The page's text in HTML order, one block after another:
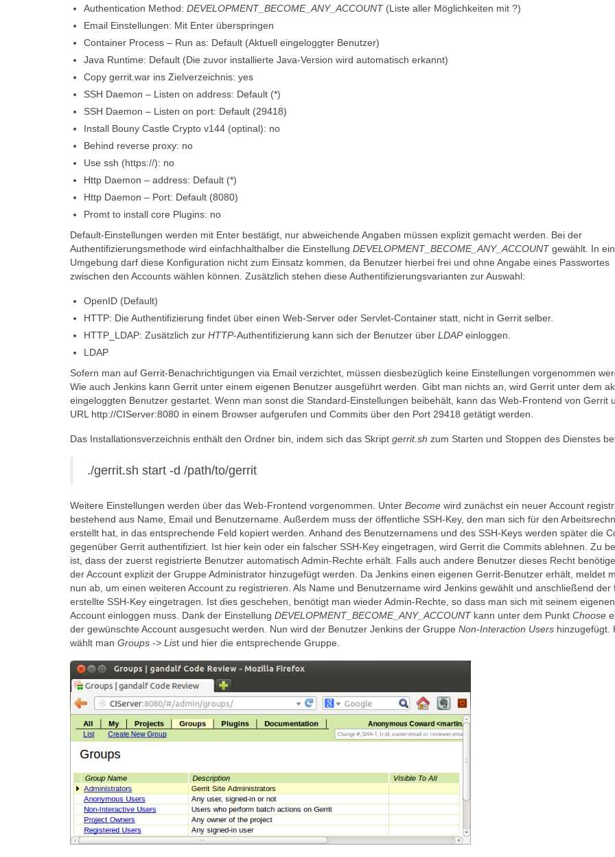
Authentication Method: DEVELOPMENT_BECOME_ANY_ACCOUNT(Liste aller Möglichkeiten mit ?)
Email Einstellungen: Mit Enter überspringen
Container Process – Run as: Default (Aktuell eingeloggter Benutzer)
Java Runtime: Default (Die zuvor installierte Java-Version wird automatisch erkannt)
Copy gerrit.war ins Zielverzeichnis: yes
SSH Daemon – Listen on address: Default (*)
SSH Daemon – Listen on port: Default (29418)
Install Bouny Castle Crypto v144 (optinal): no
Behind reverse proxy: no
Use ssh (https://): no
Http Daemon – address: Default (*)
Http Daemon – Port: Default (8080)
Promt to install core Plugins: no
Default-Einstellungen werden mit Enter bestätigt, nur abweichende Angaben müssen explizit gemacht werden. Bei der
Authentifizierungsmethode wird einfachhalthalber die Einstellung DEVELOPMENT_BECOME_ANY_ACCOUNTgewählt. In
Umgebung darf diese Konfiguration nicht zum Einsatz kommen, da Benutzer hierbei frei und ohne Angabe eines Passwortes
zwischen den Accounts wählen können. Zusätzlich stehen diese Authentifizierungsvarianten zur Auswahl:
OpenID (Default)
HTTP: Die Authentifizierung findet über einen Web-Server oder Servlet-Container statt, nicht in Gerrit selber.
HTTP_LDAP: Zusätzlich zur HTTP-Authentifizierung kann sich der Benutzer über LDAPeinloggen.
LDAP
Sofern man auf Gerrit-Benachrichtigungen via Email verzichtet, müssen diesbezüglich keine Einstellungen vorgenommen
Wie auch Jenkins kann Gerrit unter einem eigenen Benutzer ausgeführt werden. Gibt man nichts an, wird Gerrit unter dem
eingeloggten Benutzer gestartet. Wenn man sonst die Standard-Einstellungen beibehält, kann das Web-Frontend von Gerrit
URL http://CIServer:8080 in einem Browser aufgerufen und Commits über den Port 29418 getätigt werden.
Das Installationsverzeichnis enthält den Ordner bin, indem sich das Skript gerrit.sh zum Starten und Stoppen des Dienstes
./gerrit.sh start -d /path/to/gerrit
Weitere Einstellungen werden über das Web-Frontend vorgenommen. Unter Become wird zunächst ein neuer Account
bestehend aus Name, Email und Benutzername. Außerdem muss der öffentliche SSH-Key, den man sich für den
erstellt hat, in das entsprechende Feld kopiert werden. Anhand des Benutzernamens und des SSH-Keys werden später die
gegenüber Gerrit authentifiziert. Ist hier kein oder ein falscher SSH-Key eingetragen, wird Gerrit die Commits ablehnen. Zu
ist, dass der zuerst registrierte Benutzer automatisch Admin-Rechte erhält. Falls auch andere Benutzer dieses Recht
der Account explizit der Gruppe Administrator hinzugefügt werden. Da Jenkins einen eigenen Gerrit-Benutzer erhält, meldet
nun ab, um einen weiteren Account zu registrieren. Als Name und Benutzername wird Jenkins gewählt und anschließend der
erstellte SSH-Key eingetragen. Ist dies geschehen, benötigt man wieder Admin-Rechte, so dass man sich mit seinem eigenen
Account einloggen muss. Dank der Einstellung DEVELOPMENT_BECOME_ANY_ACCOUNTkann unter dem Punkt Choose
der gewünschte Account ausgesucht werden. Nun wird der Benutzer Jenkins der Gruppe Non-Interaction Users hinzugefügt.
wählt man Groups -> List und hier die entsprechende Gruppe.